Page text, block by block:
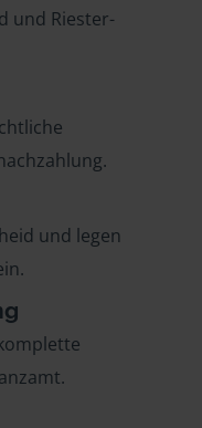
und Riester-
und legen